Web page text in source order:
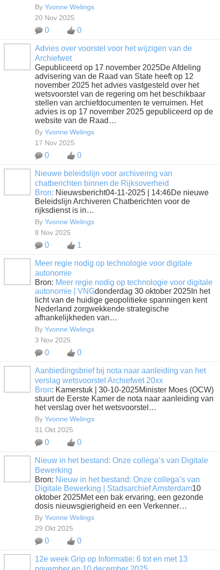
By Yvonne Welings
20 Nov 2025
0 0
Advies over voorstel voor het wijzigen van de
Archiefwet
Gepubliceerd op 17 november 2025De Afdeling
advisering van de Raad van State heeft op 12
november 2025 het advies vastgesteld over het
wetsvoorstel van de regering om het beschikbaar
stellen van archiefdocumenten te verruimen. Het
advies is op 17 november 2025 gepubliceerd op de
website van de Raad…
By Yvonne Welings
17 Nov 2025
0 0
Nieuwe beleidslijn voor archivering van
chatberichten binnen de Rijksoverheid
Bron: Nieuwsbericht04-11-2025 | 14:46De nieuwe
Beleidslijn Archiveren Chatberichten voor de
rijksdienst is in…
By Yvonne Welings
8 Nov 2025
0 1
Meer regie nodig op technologie voor digitale
autonomie
Bron: Meer regie nodig op technologie voor digitale
autonomie | VNGdonderdag 30 oktober 2025In het
licht van de huidige geopolitieke spanningen kent
Nederland zorgwekkende strategische
afhankelijkheden van…
By Yvonne Welings
3 Nov 2025
0 0
Aanbiedingsbrief bij nota naar aanleiding van het
verslag wetsvoorstel Archiefwet 20xx
Bron: Kamerstuk | 30-10-2025Minister Moes (OCW)
stuurt de Eerste Kamer de nota naar aanleiding van
het verslag over het wetsvoorstel…
By Yvonne Welings
31 Okt 2025
0 0
Nieuw in het bestand: Onze collega’s van Digitale
Bewerking
Bron: Nieuw in het bestand: Onze collega’s van
Digitale Bewerking | Stadsarchief Amsterdam10
oktober 2025Met een bak ervaring, een gezonde
dosis nieuwsgierigheid en een Verkenner…
By Yvonne Welings
29 Okt 2025
0 0
12e week Grip op Informatie: 6 tot en met 13